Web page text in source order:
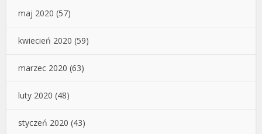
maj 2020 (57)
kwiecień 2020 (59)
marzec 2020 (63)
luty 2020 (48)
styczeń 2020 (43)